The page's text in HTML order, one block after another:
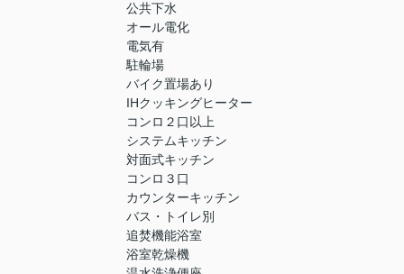
公共下水
オール電化
電気有
駐輪場
バイク置場あり
IHクッキングヒーター
コンロ２口以上
システムキッチン
対面式キッチン
コンロ３口
カウンターキッチン
バス・トイレ別
追焚機能浴室
浴室乾燥機